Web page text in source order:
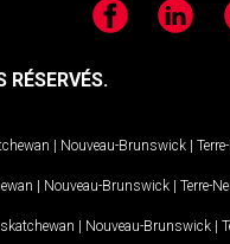
FacebookLinkedIn
RÉSERVÉS.
| Nouveau-Brunswick |
| Nouveau-Brunswick | Terre-
| Nouveau-Brunswick |